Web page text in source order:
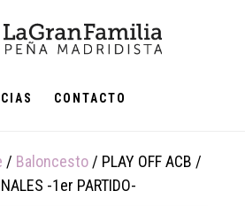
CONTACTO
/ Baloncesto / PLAY OFF ACB /
-1er PARTIDO-